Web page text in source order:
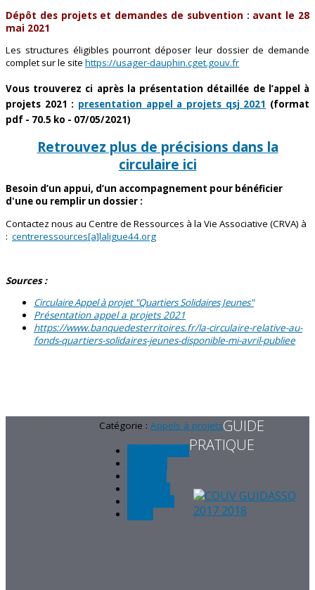
Dépôt des projets et demandes de subvention : avant le 28
mai 2021
Les structures éligibles pourront déposer leur dossier de demande
complet sur le site https://usager-dauphin.cget.gouv.fr
Vous trouverez ci après la présentation détaillée de l’appel à
projets 2021 : presentation appel a projets qsj 2021 (format
pdf - 70.5 ko - 07/05/2021)
Retrouvez plus de précisions dans la
circulaire ici
Besoin d’un appui, d’un accompagnement pour bénéficier
d'une ou remplir un dossier :
Contactez nous au Centre de Ressources à la Vie Associative (CRVA) à
: centreressources[a]laligue44.org
Sources :
Circulaire Appel à projet "Quartiers Solidaires Jeunes"
Présentation appel a projets 2021
https://www.banquedesterritoires.fr/la-circulaire-relative-au-
fonds-quartiers-solidaires-jeunes-disponible-mi-avril-publiee
Catégorie : Appels à projetsGUIDE
PRATIQUE